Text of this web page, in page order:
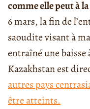
comme elle peut à
6 mars, la fin de
saoudite visant à
entraîné une baisse
Kazakhstan est
autres pays
être atteints.